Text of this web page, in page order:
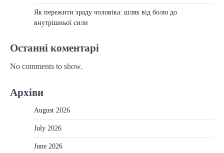
Як пережити зраду чоловіка: шлях від болю до
внутрішньої сили
Останні коментарі
No comments to show.
Архіви
August 2026
July 2026
June 2026